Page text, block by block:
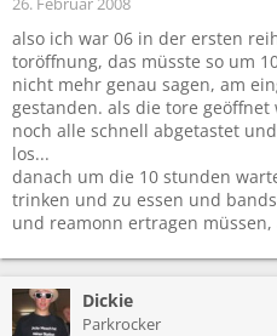
also ich war 06 in der ersten
toröffnung, das müsste so um
nicht mehr genau sagen, am
gestanden. als die tore
noch alle schnell abgetastet
los...
danach um die 10 stunden
trinken und zu essen und
und reamonn ertragen
Dickie
Parkrocker